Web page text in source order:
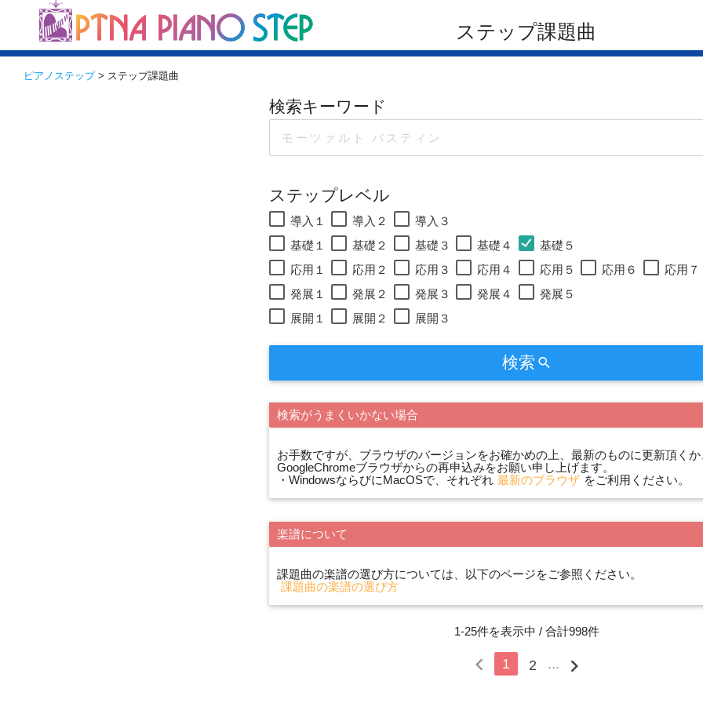
ステップ課題曲
ピアノステップ> ステップ課題曲
検索キーワード
ステップレベル
導入１ 導入２
導入３
基礎１
基礎２ 基礎３ 基礎４
基礎５
応用１
応用２ 応用３ 応用４ 応用５ 応用６
応用７
発展１
発展２ 発展３ 発展４
発展５
展開１
展開２ 展開３
検索 search
検索がうまくいかない場合
お手数ですが、ブラウザのバージョンをお確かめの上、最新のものに更新頂くか
GoogleChromeブラウザからの再申込みをお願い申し上げます。
・WindowsならびにMacOSで、それぞれ 最新のブラウザ をご利用ください。
楽譜について
課題曲の楽譜の選び方については、以下のページをご参照ください。
課題曲の楽譜の選び方
1-25件を表示中 / 合計998件
chevron_left 1 2 ... chevron_right